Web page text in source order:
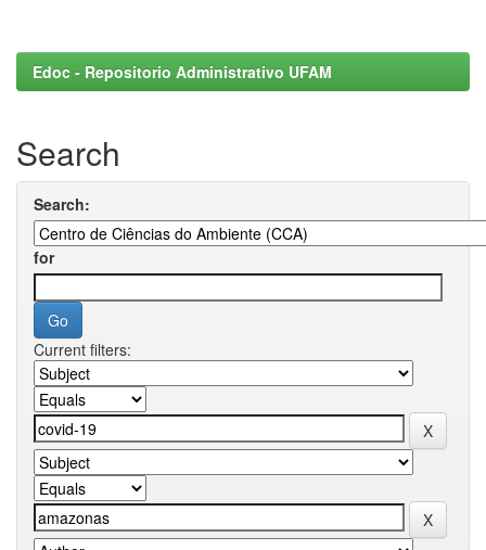
Edoc - Repositorio Administrativo UFAM
Search
Search:
for
Current filters: